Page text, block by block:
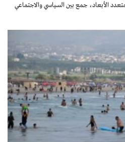
الأبعاد، جمع بين السياسي والاجتماعي